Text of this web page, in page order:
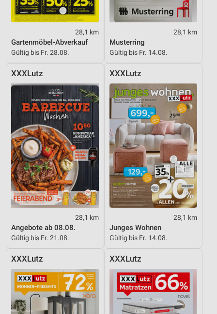
28,1 km
Gartenmöbel-Abverkauf
Gültig bis Fr. 28.08.
28,1 km
Musterring
Gültig bis Fr. 14.08.
XXXLutz
28,1 km
Angebote ab 08.08.
Gültig bis Fr. 21.08.
XXXLutz
28,1 km
Junges Wohnen
Gültig bis Fr. 14.08.
XXXLutz XXXLutz